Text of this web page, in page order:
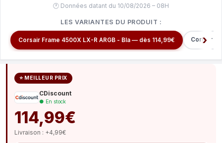
🕐 Données datant du 10/08/2026 – 08H
LES VARIANTES DU PRODUIT :
Corsair Frame 4500X LX-R ARGB - Bla — dès 114,99€ Corsair
⭐ MEILLEUR PRIX
CDiscount
● En stock
114,99€
Livraison : +4,99€